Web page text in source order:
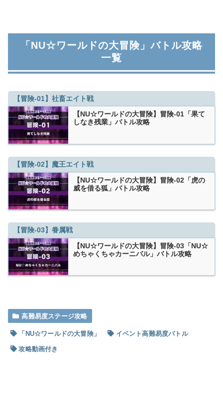
「NU☆ワールドの大冒険」バトル攻略
一覧
【冒険-01】社畜エイト戦
【NU☆ワールドの大冒険】冒険-01「果て
しなき残業」バトル攻略
【冒険-02】魔王エイト戦
【NU☆ワールドの大冒険】冒険-02「虎の
威を借る狐」バトル攻略
【冒険-03】眷属戦
【NU☆ワールドの大冒険】冒険-03「NU☆
めちゃくちゃカーニバル」バトル攻略
高難易度ステージ攻略
「NU☆ワールドの大冒険」 イベント高難易度バトル
攻略動画付き